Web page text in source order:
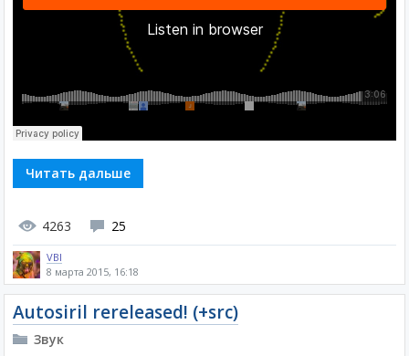
Читать дальше
4263 25
VBI
8 марта 2015, 16:18
Autosiril rereleased! (+src)
Звук